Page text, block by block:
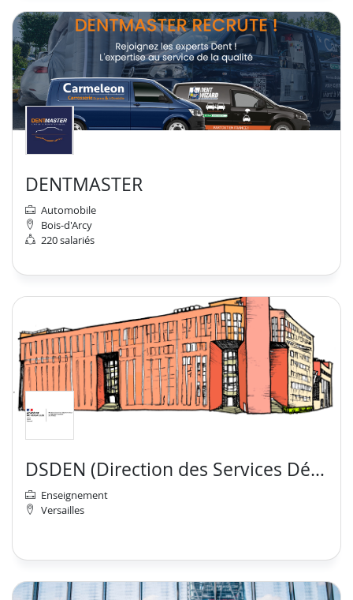
DENTMASTER
Automobile
Bois-d'Arcy
220 salariés
DSDEN (Direction des Services Départementaux de l’Education Nationale) des Yvelines
Enseignement
Versailles